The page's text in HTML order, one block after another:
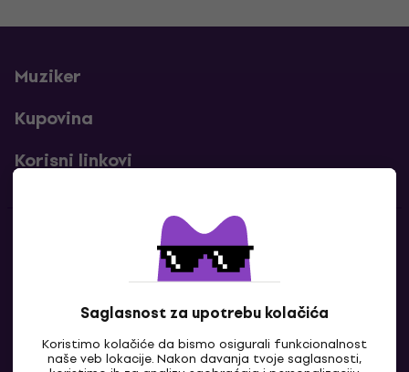
Saglasnost za upotrebu kolačića
Koristimo kolačiće da bismo osigurali funkcionalnost
naše veb lokacije. Nakon davanja tvoje saglasnosti,
Muziker
Kupovina
Korisni linkovi
Kontakti
Kontaktiraj nas